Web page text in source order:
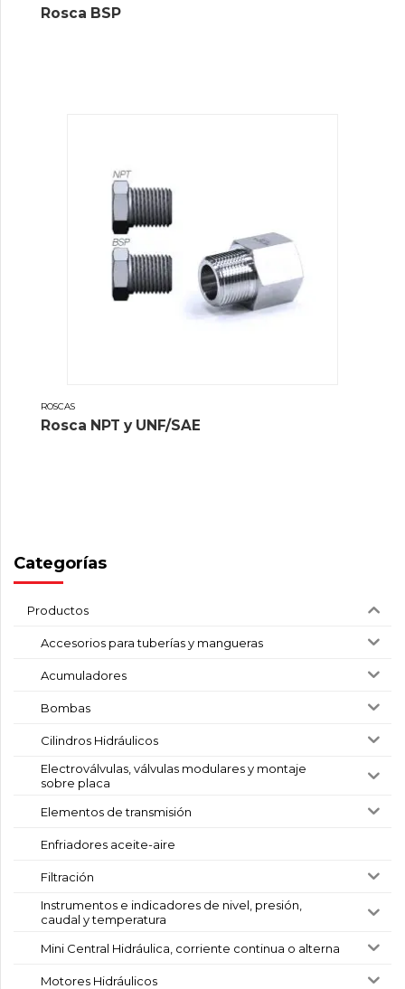
Rosca BSP
ROSCAS
Rosca NPT y UNF/SAE
Categorías
Productos
Accesorios para tuberías y mangueras
Acumuladores
Bombas
Cilindros Hidráulicos
Electroválvulas, válvulas modulares y montaje
sobre placa
Elementos de transmisión
Enfriadores aceite-aire
Filtración
Instrumentos e indicadores de nivel, presión,
caudal y temperatura
Mini Central Hidráulica, corriente continua o alterna
Motores Hidráulicos